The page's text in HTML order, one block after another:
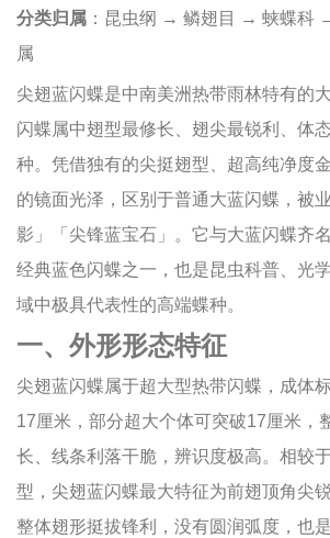
分类归属 ：昆虫纲 → 鳞翅目 → 蛱蝶科
属
尖翅蓝闪蝶是中南美洲热带雨林特有的
闪蝶属中翅型最修长、翅尖最锐利、体
种。凭借独有的尖挺翅型、超高纯净度
的镜面光泽，区别于普通大蓝闪蝶，被
影」「尖锋蓝宝石」。它与大蓝闪蝶齐
经典蓝色闪蝶之一，也是昆虫科普、光
域中极具代表性的高端蝶种。
一、外形形态特征
尖翅蓝闪蝶属于超大型热带闪蝶，成体
17厘米，部分超大个体可突破17厘米，
长、线条利落干脆，辨识度极高。相较
型，尖翅蓝闪蝶最大特征为前翅顶角尖
整体翅形挺拔锋利，没有圆润弧度，也